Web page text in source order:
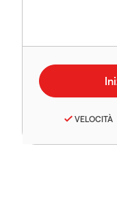
VELOCITÀ